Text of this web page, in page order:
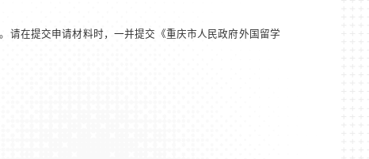
请在提交申请材料时，一并提交《重庆市人民政府外国留学